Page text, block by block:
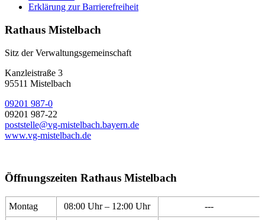
Erklärung zur Barrierefreiheit
Rathaus Mistelbach
Sitz der Verwaltungsgemeinschaft
Kanzleistraße 3
95511 Mistelbach
09201 987-0
09201 987-22
poststelle@vg-mistelbach.bayern.de
www.vg-mistelbach.de
Öffnungszeiten Rathaus Mistelbach
Montag 08:00 Uhr – 12:00 Uhr
---